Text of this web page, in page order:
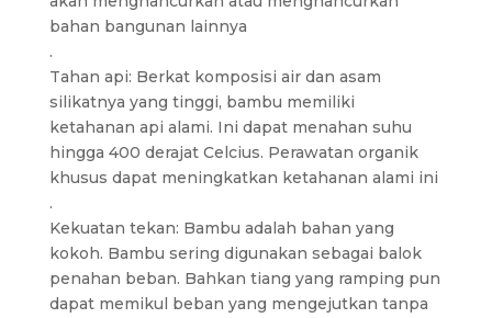
bahan bangunan lainnya
.
Tahan api: Berkat komposisi air dan asam
silikatnya yang tinggi, bambu memiliki
ketahanan api alami. Ini dapat menahan suhu
hingga 400 derajat Celcius. Perawatan organik
khusus dapat meningkatkan ketahanan alami ini
.
Kekuatan tekan: Bambu adalah bahan yang
kokoh. Bambu sering digunakan sebagai balok
penahan beban. Bahkan tiang yang ramping pun
dapat memikul beban yang mengejutkan tanpa